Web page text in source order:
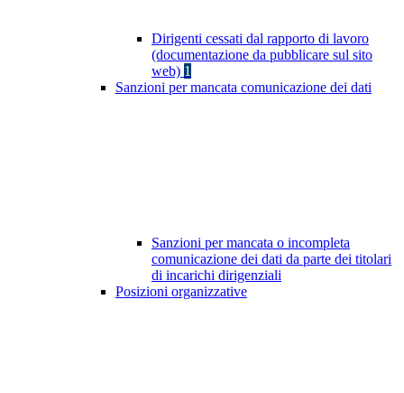
Dirigenti cessati dal rapporto di lavoro
(documentazione da pubblicare sul sito
web) 1
Sanzioni per mancata comunicazione dei dati
Sanzioni per mancata o incompleta
comunicazione dei dati da parte dei titolari
di incarichi dirigenziali
Posizioni organizzative